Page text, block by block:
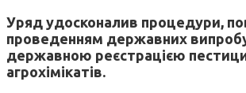
Уряд удосконалив процедури,
проведенням державних
державною реєстрацією
агрохімікатів.